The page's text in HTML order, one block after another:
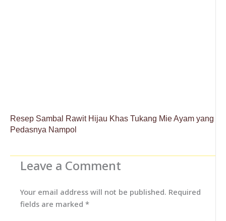
Resep Sambal Rawit Hijau Khas Tukang Mie Ayam yang
Pedasnya Nampol
Leave a Comment
Your email address will not be published. Required
fields are marked *